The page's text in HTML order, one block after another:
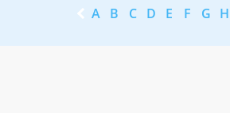
A B C D E F G H